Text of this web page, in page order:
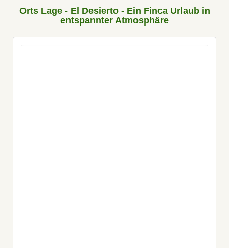
Orts Lage - El Desierto - Ein Finca Urlaub in
entspannter Atmosphäre